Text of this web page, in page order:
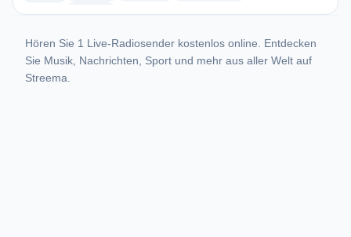
Hören Sie 1 Live-Radiosender kostenlos online. Entdecken
Sie Musik, Nachrichten, Sport und mehr aus aller Welt auf
Streema.